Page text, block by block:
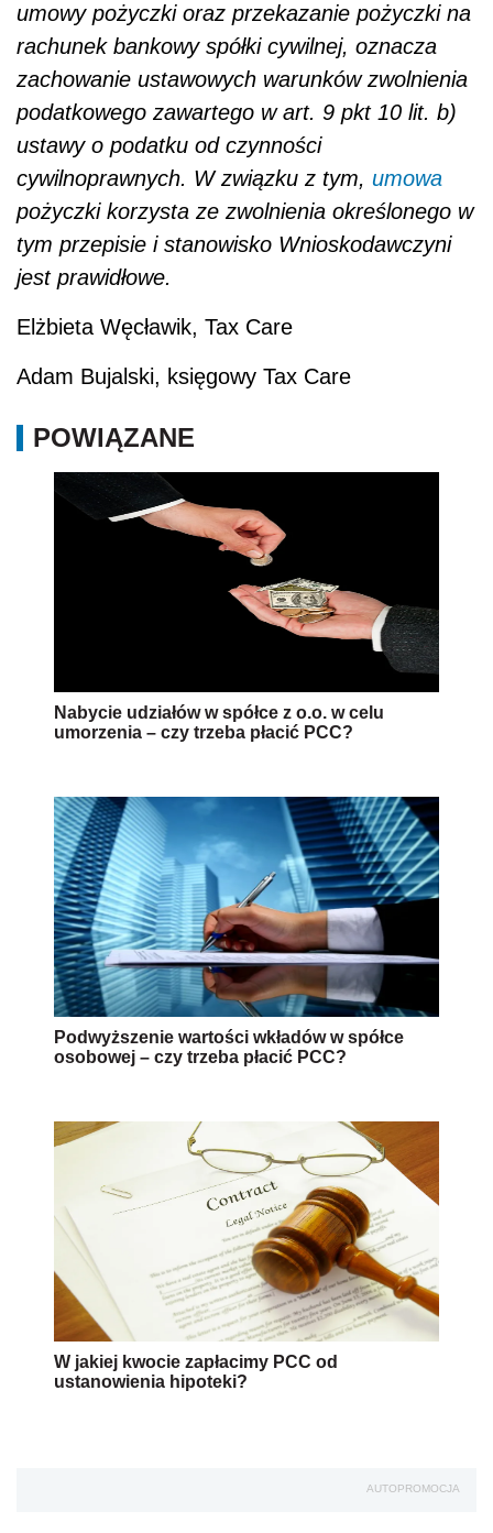
umowy pożyczki oraz przekazanie pożyczki na
rachunek bankowy spółki cywilnej, oznacza
zachowanie ustawowych warunków zwolnienia
podatkowego zawartego w art. 9 pkt 10 lit. b)
ustawy o podatku od czynności
cywilnoprawnych. W związku z tym, umowa
pożyczki korzysta ze zwolnienia określonego w
tym przepisie i stanowisko Wnioskodawczyni
jest prawidłowe.
Elżbieta Węcławik, Tax Care
Adam Bujalski, księgowy Tax Care
POWIĄZANE
Nabycie udziałów w spółce z o.o. w celu
umorzenia – czy trzeba płacić PCC?
Podwyższenie wartości wkładów w spółce
osobowej – czy trzeba płacić PCC?
W jakiej kwocie zapłacimy PCC od
ustanowienia hipoteki?
AUTOPROMOCJA